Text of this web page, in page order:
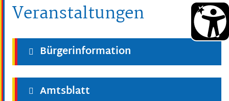
Veranstaltungen
Bürgerinformation
Amtsblatt